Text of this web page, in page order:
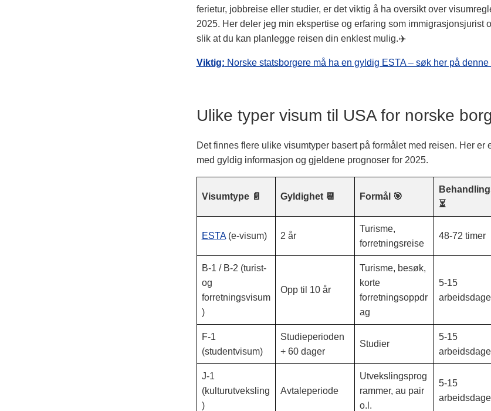
ferietur, jobbreise eller studier, er det viktig å ha oversikt over
2025. Her deler jeg min ekspertise og erfaring som immigrasjonsjurist
slik at du kan planlegge reisen din enklest mulig.✈️
Viktig: Norske statsborgere må ha en gyldig ESTA – søk her på denne
Ulike typer visum til USA for norske
Det finnes flere ulike visumtyper basert på formålet med reisen. Her er
med gyldig informasjon og gjeldene prognoser for 2025.
Visumtype 📄 Gyldighet 📆 Formål 🎯
⏳
ESTA(e-visum) 2 år
Turisme,
forretningsreise
48-72 timer
B-1 / B-2 (turist-
og
forretningsvisum
)
Opp til 10 år
Turisme, besøk,
korte
forretningsoppdr
ag
5-15
F-1
(studentvisum)
Studieperioden
+ 60 dager
Studier
5-15
J-1
(kulturutveksling
)
Avtaleperiode
Utvekslingsprog
rammer, au pair
o.l.
5-15